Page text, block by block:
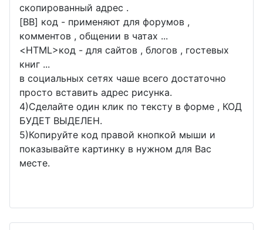
скопированный адрес .
[BB] код - применяют для форумов ,
комментов , общении в чатах ...
<HTML>код - для сайтов , блогов , гостевых
книг ...
в социальных сетях чаше всего достаточно
просто вставить адрес рисунка.
4)Сделайте один клик по тексту в форме , КОД
БУДЕТ ВЫДЕЛЕН.
5)Копируйте код правой кнопкой мыши и
показывайте картинку в нужном для Вас
месте.